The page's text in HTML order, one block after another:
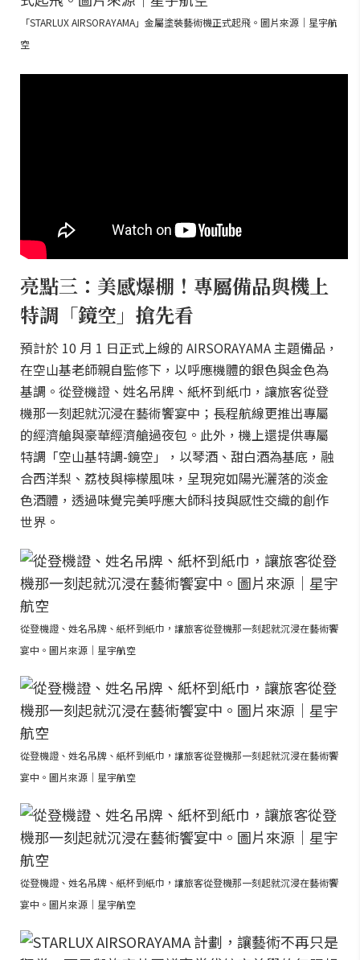
「STARLUX AIRSORAYAMA」金屬塗裝藝術機正式起飛。圖片來源｜星宇航
空
亮點三：美感爆棚！專屬備品與機上
特調「鏡空」搶先看
預計於 10 月 1 日正式上線的 AIRSORAYAMA 主題備品，
在空山基老師親自監修下，以呼應機體的銀色與金色為
基調。從登機證、姓名吊牌、紙杯到紙巾，讓旅客從登
機那一刻起就沉浸在藝術饗宴中；長程航線更推出專屬
的經濟艙與豪華經濟艙過夜包。此外，機上還提供專屬
特調「空山基特調-鏡空」，以琴酒、甜白酒為基底，融
合西洋梨、荔枝與檸檬風味，呈現宛如陽光灑落的淡金
色酒體，透過味覺完美呼應大師科技與感性交織的創作
世界。
從登機證、姓名吊牌、紙杯到紙巾，讓旅客從登機那一刻起就沉浸在藝術饗
宴中。圖片來源｜星宇航空
從登機證、姓名吊牌、紙杯到紙巾，讓旅客從登機那一刻起就沉浸在藝術饗
宴中。圖片來源｜星宇航空
從登機證、姓名吊牌、紙杯到紙巾，讓旅客從登機那一刻起就沉浸在藝術饗
宴中。圖片來源｜星宇航空